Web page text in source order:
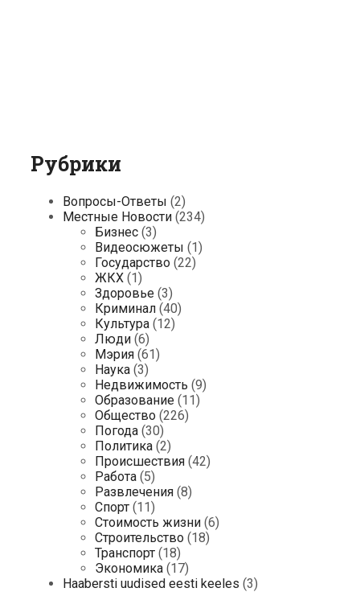
Рубрики
Вопросы-Ответы (2)
Местные Новости (234)
Бизнес (3)
Видеосюжеты (1)
Государство (22)
ЖКХ (1)
Здоровье (3)
Криминал (40)
Культура (12)
Люди (6)
Мэрия (61)
Наука (3)
Недвижимость (9)
Образование (11)
Общество (226)
Погода (30)
Политика (2)
Происшествия (42)
Работа (5)
Развлечения (8)
Спорт (11)
Стоимость жизни (6)
Строительство (18)
Транспорт (18)
Экономика (17)
Haabersti uudised eesti keeles (3)